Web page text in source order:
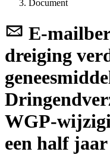
Document
E-
dreiging
WGP-
een half